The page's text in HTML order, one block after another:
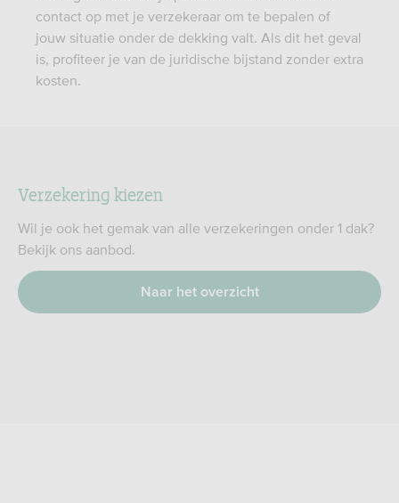
contact op met je verzekeraar om te bepalen of
jouw situatie onder de dekking valt. Als dit het geval
is, profiteer je van de juridische bijstand zonder extra
kosten.
Verzekering kiezen
Wil je ook het gemak van alle verzekeringen onder 1 dak?
Bekijk ons aanbod.
Naar het overzicht